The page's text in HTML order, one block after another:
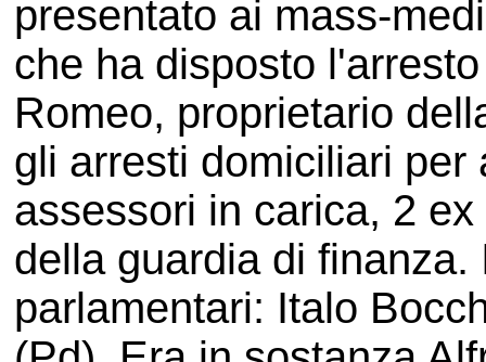
presentato ai mass-
che ha disposto
Romeo, proprietario
gli arresti domiciliari per
assessori in carica, 2
della guardia di
parlamentari: Italo